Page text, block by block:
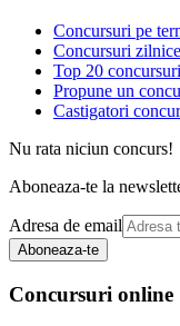
Concursuri pe
Concursuri zilnice
Top 20 concursuri
Propune un
Castigatori
Nu rata niciun concurs!
Aboneaza-te la
Adresa de email
Aboneaza-te
Concursuri online